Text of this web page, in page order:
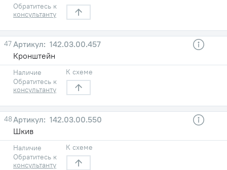
Обратитесь к
консультанту
47
142.03.00.457
Кронштейн
Наличие
Обратитесь к
консультанту
К схеме
48
142.03.00.550
Шкив
Наличие
Обратитесь к
консультанту
К схеме